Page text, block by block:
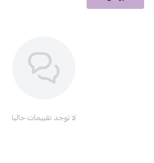
لا توجد تقييمات حاليا